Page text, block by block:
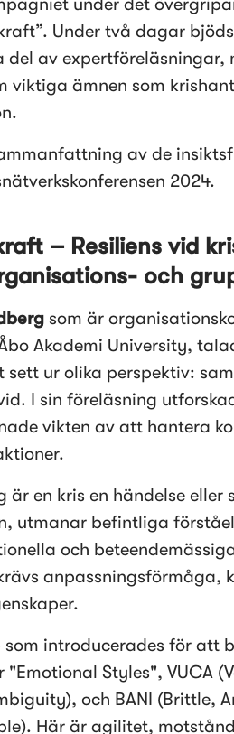
Under två dagar
av expertföreläsningar,
viktiga ämnen som
av de
2024.
– Resiliens vid
och
som är
Akademi University,
sett ur olika perspektiv:
I sin föreläsning
vikten av att hantera
är en kris en händelse
utmanar befintliga
och
anpassningsförmåga,
som introducerades för att
"Emotional Styles", VUCA
och BANI (Brittle,
Här är agilitet,